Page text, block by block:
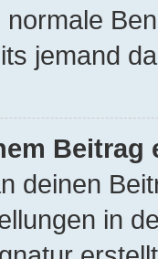
jemand
deinen
in